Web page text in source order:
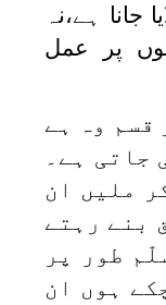
ہے،نہ
پر عمل
قسم وہ ہے
جاتی ہے۔
ملیں ان
بنے رہتے
طور پر
ہوں ان